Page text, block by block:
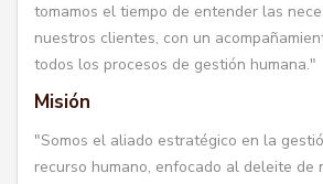
tomamos el tiempo de entender las
nuestros clientes, con un
todos los procesos de gestión humana."
Misión
"Somos el aliado estratégico en la
recurso humano, enfocado al deleite de